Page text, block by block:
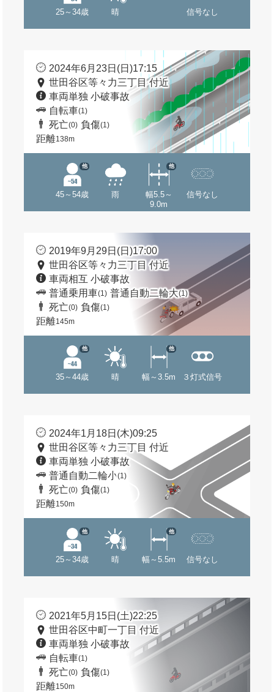
25～34歳 晴 信号なし
2024年6月23日(日)17:15
世田谷区等々力三丁目 付近
車両単独 小破事故
自転車(1)
死亡(0) 負傷(1)
距離138m
45～54歳
他
雨
幅5.5～
9.0m
他
信号なし
2019年9月29日(日)17:00
世田谷区等々力三丁目 付近
車両相互 小破事故
普通乗用車(1) 普通自動二輪大(1)
死亡(0) 負傷(1)
距離145m
35～44歳
他
晴 幅～3.5m
他
３灯式信号
2024年1月18日(木)09:25
世田谷区等々力三丁目 付近
車両単独 小破事故
普通自動二輪小(1)
死亡(0) 負傷(1)
距離150m
25～34歳
他
晴 幅～5.5m
他
信号なし
2021年5月15日(土)22:25
世田谷区中町一丁目 付近
車両単独 小破事故
自転車(1)
死亡(0) 負傷(1)
距離150m